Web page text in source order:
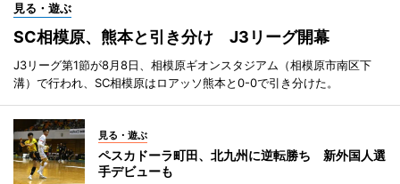
見る・遊ぶ
SC相模原、熊本と引き分け J3リーグ開幕
J3リーグ第1節が8月8日、相模原ギオンスタジアム（相模原市南区下
溝）で行われ、SC相模原はロアッソ熊本と0-0で引き分けた。
見る・遊ぶ
ペスカドーラ町田、北九州に逆転勝ち 新外国人選
手デビューも